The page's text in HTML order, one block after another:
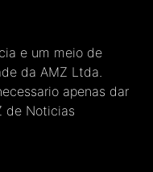
e um meio de
da AMZ Ltda.
apenas dar
de Noticias